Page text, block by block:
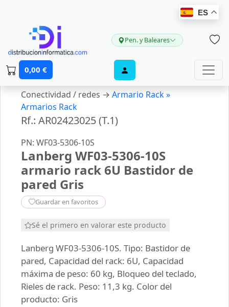
ES
Pen. y Baleares
0,00 €
Conectividad / redes → Armario Rack »
Armarios Rack
Rf.: AR02423025 (T.1)
PN: WF03-5306-10S
Lanberg WF03-5306-10S
armario rack 6U Bastidor de
pared Gris
Guardar en favoritos
Sé el primero en valorar este producto
Lanberg WF03-5306-10S. Tipo: Bastidor de
pared, Capacidad del rack: 6U, Capacidad
máxima de peso: 60 kg, Bloqueo del teclado,
Rieles de rack. Peso: 11,3 kg. Color del
producto: Gris